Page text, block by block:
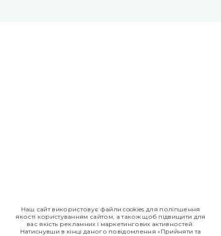
*Дані з сайту tsinanaliky.com.ua
Едем Таблетки Едем сироп
Наш сайт використовує файли cookies для поліпшення
якості користуванням сайтом, а також щоб підвищити для
вас якість рекламних і маркетингових активностей.
Натиснувши в кінці даного повідомлення «Прийняти та